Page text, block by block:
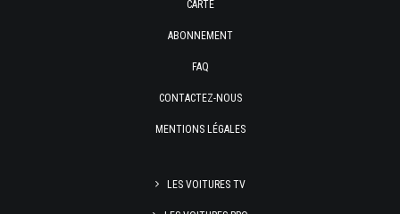
CARTE
ABONNEMENT
FAQ
CONTACTEZ-NOUS
MENTIONS LÉGALES
LES VOITURES TV